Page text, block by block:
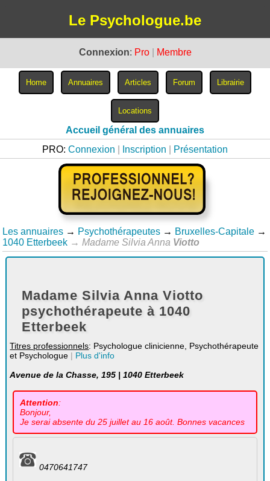
Le Psychologue.be
Connexion: Pro Membre
Accueil général des annuaires
PRO: Connexion Inscription Présentation
Les annuaires → Psychothérapeutes → Bruxelles-Capitale →
1040 Etterbeek → Madame Silvia Anna Viotto
Madame Silvia Anna Viotto
psychothérapeute à 1040
Etterbeek
Titres professionnels: Psychologue clinicienne, Psychothérapeute
et Psychologue | Plus d'info
Avenue de la Chasse, 195 | 1040 Etterbeek
Attention:
Bonjour,
Je serai absente du 25 juillet au 16 août. Bonnes vacances
0470641747